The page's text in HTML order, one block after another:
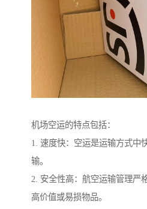
机场空运的特点包括：
1. 速度快：空运是运输方式中
输。
2. 安全性高：航空运输管理严
高价值或易损物品。